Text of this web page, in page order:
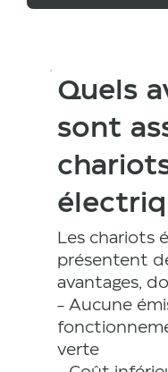
Quels
sont
Les chariots
présentent
avantages,
- Aucune
verte